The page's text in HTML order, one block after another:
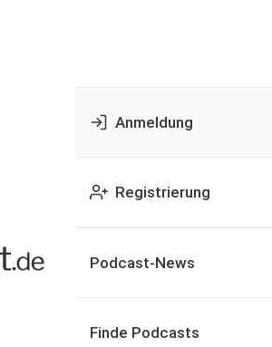
Anmeldung
Registrierung
Podcast-News
Finde Podcasts